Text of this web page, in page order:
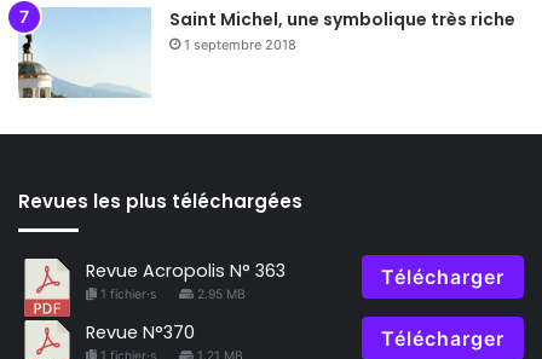
Saint Michel, une symbolique très riche
1 septembre 2018
Revues les plus téléchargées
Revue Acropolis N° 363
1 fichier·s 2.95 MB
Télécharger
Revue N°370 Télécharger